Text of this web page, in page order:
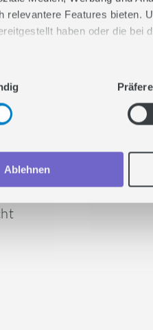
relevantere Features bieten.
haben oder die bei
Ablehnen
Als